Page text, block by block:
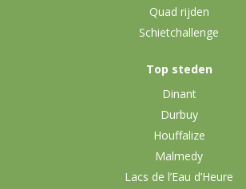
Quad rijden
Schietchallenge
Top steden
Dinant
Durbuy
Houffalize
Malmedy
Lacs de l’Eau d’Heure